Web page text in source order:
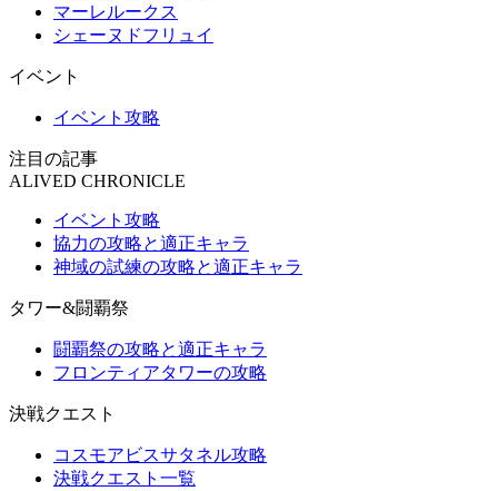
マーレルークス
シェーヌドフリュイ
イベント
イベント攻略
注目の記事
ALIVED CHRONICLE
イベント攻略
協力の攻略と適正キャラ
神域の試練の攻略と適正キャラ
タワー&闘覇祭
闘覇祭の攻略と適正キャラ
フロンティアタワーの攻略
決戦クエスト
コスモアビスサタネル攻略
決戦クエスト一覧